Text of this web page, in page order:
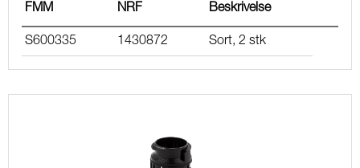
FMM NRF Beskrivelse
S600335 1430872 Sort, 2 stk